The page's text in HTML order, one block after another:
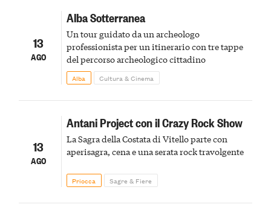
13
AGO
Alba Sotterranea
Un tour guidato da un archeologo
professionista per un itinerario con tre tappe
del percorso archeologico cittadino
Alba Cultura & Cinema
13
AGO
Antani Project con il Crazy Rock Show
La Sagra della Costata di Vitello parte con
aperisagra, cena e una serata rock travolgente
Priocca Sagre & Fiere